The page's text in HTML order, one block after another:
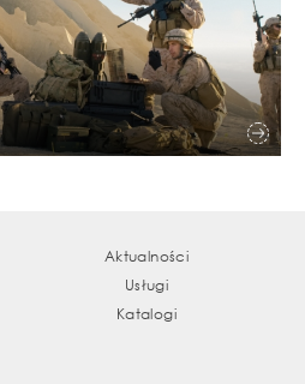
Aktualności
Usługi
Katalogi